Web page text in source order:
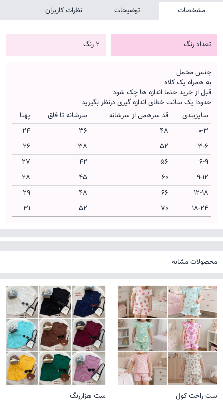
مشخصات توضیحات نظرات کاربران
تعداد رنگ 2 رنگ
جنس مخمل
به همراه یک کلاه
قبل از خرید حتما اندازه ها چک شود
حدودا یک سانت خطای اندازه گیری درنظر بگیرید
سایزبندی
قد سرهمی از سرشانه سرشانه تا فاق
پهنا
0-3
48
36
24
3-6
52
38
26
6-9
56
42
27
9-12
60
45
28
12-18
66
48
29
18-24
70
52
31
محصولات مشابه
ست راحت کول
ست هزاررنگ